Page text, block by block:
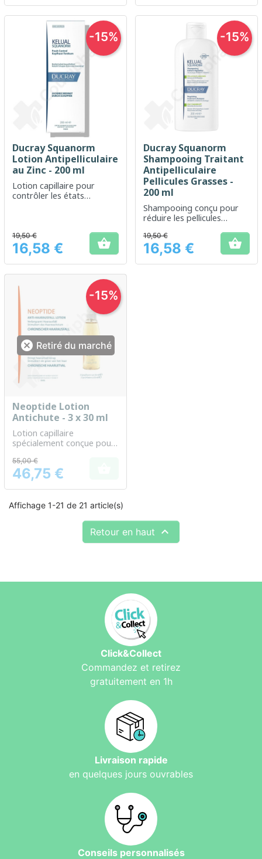
Ducray Squanorm
Lotion Antipelliculaire
au Zinc - 200 ml
Lotion capillaire pour
contrôler les états
Prix
19,50 €
16,58 € 
-15%
Ducray Squanorm
Shampooing Traitant
Antipelliculaire
Pellicules Grasses -
200 ml
Shampooing conçu pour
réduire les pellicules
chevelu
Prix
19,50 €
16,58 € 
-15%
 Retiré du marché
Neoptide Lotion
Antichute - 3 x 30 ml
Lotion capillaire
spécialement conçue pour
cheveux chez les femmes
Prix
55,00 €
46,75 €
-15%
Affichage 1-21 de 21 article(s)
Retour en haut 
Click&Collect
Commandez et retirez
gratuitement en 1h
Livraison rapide
en quelques jours ouvrables
Conseils personnalisés